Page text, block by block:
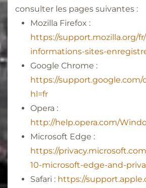
consulter les pages suivantes :
Mozilla Firefox :
https://support.mozilla.org/
informations-sites-
Google Chrome :
https://support.google.com/
hl=fr
Opera :
http://help.opera.com/
Microsoft Edge :
https://
10-microsoft-edge-and-
Safari : https://